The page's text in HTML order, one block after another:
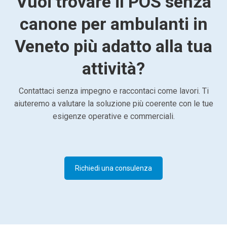
canone per ambulanti in
Veneto più adatto alla tua
attività?
Contattaci senza impegno e raccontaci come lavori. Ti
aiuteremo a valutare la soluzione più coerente con le tue
esigenze operative e commerciali.
Richiedi una consulenza